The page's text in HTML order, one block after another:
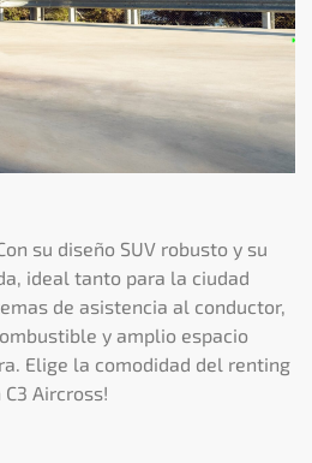
su diseño SUV robusto y su
ideal tanto para la ciudad
de asistencia al conductor,
y amplio espacio
Elige la comodidad del renting
Aircross!